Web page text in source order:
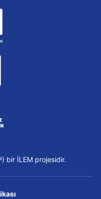
bir İLEM projesidir.